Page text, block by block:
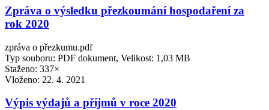
Zpráva o výsledku přezkoumání hospodaření za
rok 2020
zpráva o přezkumu.pdf
Typ souboru: PDF dokument, Velikost: 1,03 MB
Staženo: 337×
Vloženo: 22. 4. 2021
Výpis výdajů a příjmů v roce 2020